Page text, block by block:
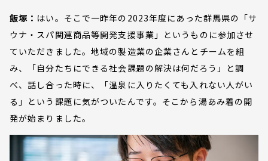
飯塚： はい。そこで一昨年の2023年度にあった群馬県の「サ
ウナ・スパ関連商品等開発支援事業」というものに参加させ
ていただきました。地域の製造業の企業さんとチームを組
み、「自分たちにできる社会課題の解決は何だろう」と調
べ、話し合った時に、「温泉に入りたくても入れない人がい
る」という課題に気がついたんです。そこから湯あみ着の開
発が始まりました。